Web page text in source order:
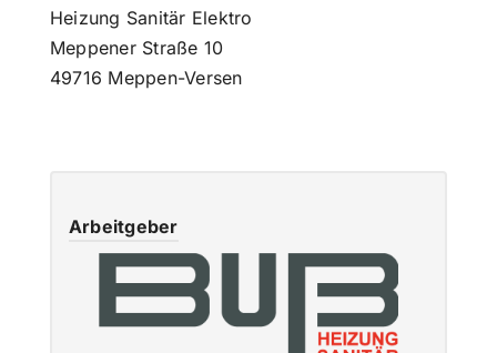
Heizung Sanitär Elektro
Meppener Straße 10
49716 Meppen-Versen
Arbeitgeber